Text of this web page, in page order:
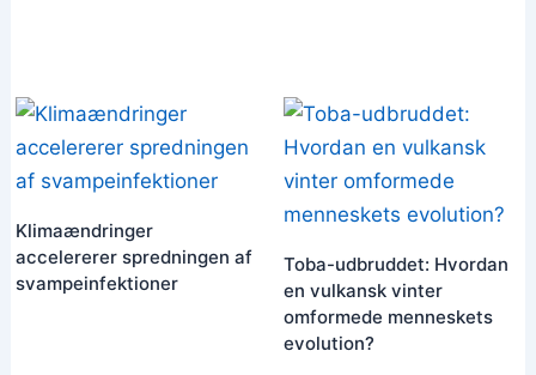
Klimaændringer
accelererer spredningen af
​​svampeinfektioner
Toba-udbruddet: Hvordan
en vulkansk vinter
omformede menneskets
evolution?